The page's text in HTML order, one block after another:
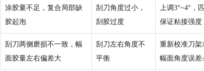
涂胶量不足，复合局部缺
胶起泡
刮刀角度过小，
刮胶过度
上调3°~4°，
保证粘接强度
刮刀两侧磨损不一致，幅
面胶量左右偏差大
刮刀左右角度不
平衡
重新校准刀
幅面角度误差